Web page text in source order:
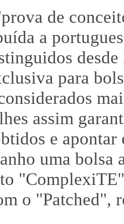
de
a
para
assim
e
uma bolsa
o "Patched",